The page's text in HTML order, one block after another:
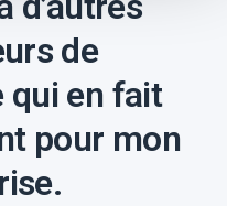
de
qui en fait
pour mon